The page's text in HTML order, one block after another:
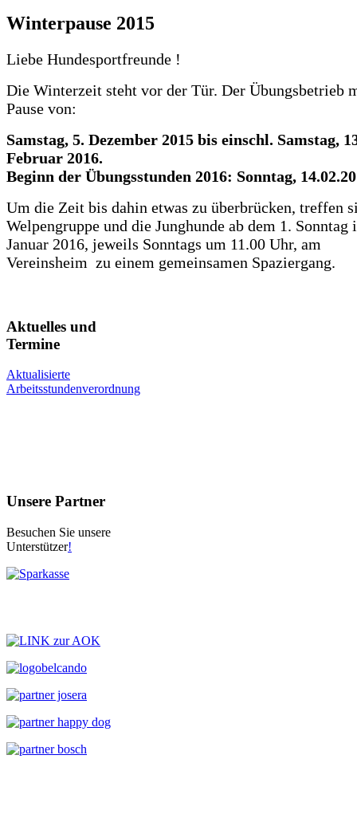
Winterpause 2015
Liebe Hundesportfreunde !
Die Winterzeit steht vor der Tür. Der Übungsbetrieb
Pause von:
Samstag, 5. Dezember 2015 bis einschl. Samstag,
Februar 2016.
Beginn der Übungsstunden 2016: Sonntag,
Um die Zeit bis dahin etwas zu überbrücken, treffen
Welpengruppe und die Junghunde ab dem 1. Sonntag
Januar 2016, jeweils Sonntags um 11.00 Uhr, am
Vereinsheim zu einem gemeinsamen Spaziergang.
Aktuelles und
Termine
Aktualisierte
Arbeitsstundenverordnung
Unsere Partner
Besuchen Sie unsere
Unterstützer!